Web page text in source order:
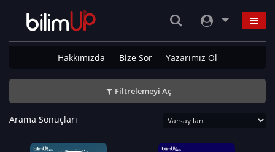
Hakkımızda Bize Sor Yazarımız Ol
Filtrelemeyi Aç
Arama Sonuçları